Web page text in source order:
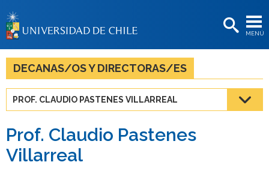
MENÚ
BIBLIOTECAS
LA UNIVERSIDAD
Estudiantes
Académicas/os
DECANAS/OS Y DIRECTORAS/ES
PROF. CLAUDIO PASTENES VILLARREAL
Prof. Claudio Pastenes
Villarreal